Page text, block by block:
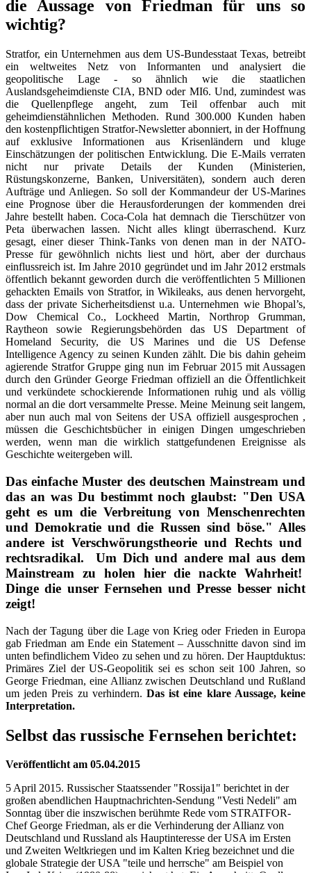
die Aussage von Friedman für uns so
wichtig?
Stratfor, ein Unternehmen aus dem US-Bundesstaat Texas, betreibt
ein weltweites Netz von Informanten und analysiert die
geopolitische Lage - so ähnlich wie die staatlichen
Auslandsgeheimdienste CIA, BND oder MI6. Und, zumindest was
die Quellenpflege angeht, zum Teil offenbar auch mit
geheimdienstähnlichen Methoden. Rund 300.000 Kunden haben
den kostenpflichtigen Stratfor-Newsletter abonniert, in der Hoffnung
auf exklusive Informationen aus Krisenländern und kluge
Einschätzungen der politischen Entwicklung. Die E-Mails verraten
nicht nur private Details der Kunden (Ministerien,
Rüstungskonzerne, Banken, Universitäten), sondern auch deren
Aufträge und Anliegen. So soll der Kommandeur der US-Marines
eine Prognose über die Herausforderungen der kommenden drei
Jahre bestellt haben. Coca-Cola hat demnach die Tierschützer von
Peta überwachen lassen. Nicht alles klingt überraschend. Kurz
gesagt, einer dieser Think-Tanks von denen man in der NATO-
Presse für gewöhnlich nichts liest und hört, aber der durchaus
einflussreich ist. Im Jahre 2010 gegründet und im Jahr 2012 erstmals
öffentlich bekannt geworden durch die veröffentlichten 5 Millionen
gehackten Emails von Stratfor, in Wikileaks, aus denen hervorgeht,
dass der private Sicherheitsdienst u.a. Unternehmen wie Bhopal’s,
Dow Chemical Co., Lockheed Martin, Northrop Grumman,
Raytheon sowie Regierungsbehörden das US Department of
Homeland Security, die US Marines und die US Defense
Intelligence Agency zu seinen Kunden zählt. Die bis dahin geheim
agierende Stratfor Gruppe ging nun im Februar 2015 mit Aussagen
durch den Gründer George Friedman offiziell an die Öffentlichkeit
und verkündete schockierende Informationen ruhig und als völlig
normal an die dort versammelte Presse. Meine Meinung seit langem,
aber nun auch mal von Seitens der USA offiziell ausgesprochen ,
müssen die Geschichtsbücher in einigen Dingen umgeschrieben
werden, wenn man die wirklich stattgefundenen Ereignisse als
Geschichte weitergeben will.
Das einfache Muster des deutschen Mainstream und
das an was Du bestimmt noch glaubst: "Den USA
geht es um die Verbreitung von Menschenrechten
und Demokratie und die Russen sind böse." Alles
andere ist Verschwörungstheorie und Rechts und
rechtsradikal. Um Dich und andere mal aus dem
Mainstream zu holen hier die nackte Wahrheit!
Dinge die unser Fernsehen und Presse besser nicht
zeigt!
Nach der Tagung über die Lage von Krieg oder Frieden in Europa
gab Friedman am Ende ein Statement – Ausschnitte davon sind im
unten befindlichem Video zu sehen und zu hören. Der Hauptduktus:
Primäres Ziel der US-Geopolitik sei es schon seit 100 Jahren, so
George Friedman, eine Allianz zwischen Deutschland und Rußland
um jeden Preis zu verhindern. Das ist eine klare Aussage, keine
Interpretation.
Selbst das russische Fernsehen berichtet:
Veröffentlicht am 05.04.2015
5 April 2015. Russischer Staatssender "Rossija1" berichtet in der
großen abendlichen Hauptnachrichten-Sendung "Vesti Nedeli" am
Sonntag über die inszwischen berühmte Rede vom STRATFOR-
Chef George Friedman, als er die Verhinderung der Allianz von
Deutschland und Russland als Hauptinteresse der USA im Ersten
und Zweiten Weltkriegen und im Kalten Krieg bezeichnet und die
globale Strategie der USA "teile und herrsche" am Beispiel von